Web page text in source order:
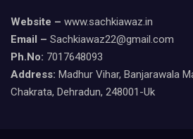
Website – www.sachkiawaz.in
Email – Sachkiawaz22@gmail.com
Ph.No: 7017648093
Address: Madhur Vihar, Banjarawala
Chakrata, Dehradun, 248001-Uk